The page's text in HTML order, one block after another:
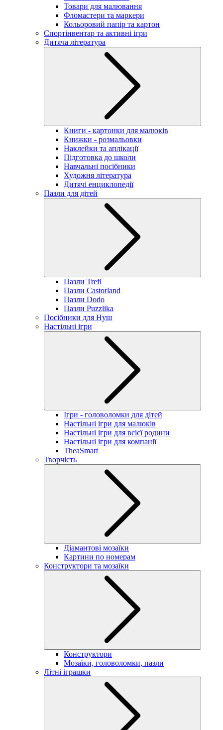
Товари для малювання
Фломастери та маркери
Кольоровий папір та картон
Спортінвентар та активні ігри
Дитяча література
Книги - картонки для малюків
Книжки - розмальовки
Наклейки та аплікації
Підготовка до школи
Навчальні посібники
Художня література
Дитячі енциклопедії
Пазли для дітей
Пазли Trefl
Пазли Castorland
Пазли Dodo
Пазли Puzzlika
Посібники для Нуш
Настільні ігри
Ігри - головоломки для дітей
Настільні ігри для малюків
Настільні ігри для всієї родини
Настільні ігри для компанії
TheaSmart
Творчість
Діамантові мозаїки
Картини по номерам
Конструктори та мозаїки
Конструктори
Мозаїки, головоломки, пазли
Літні іграшки